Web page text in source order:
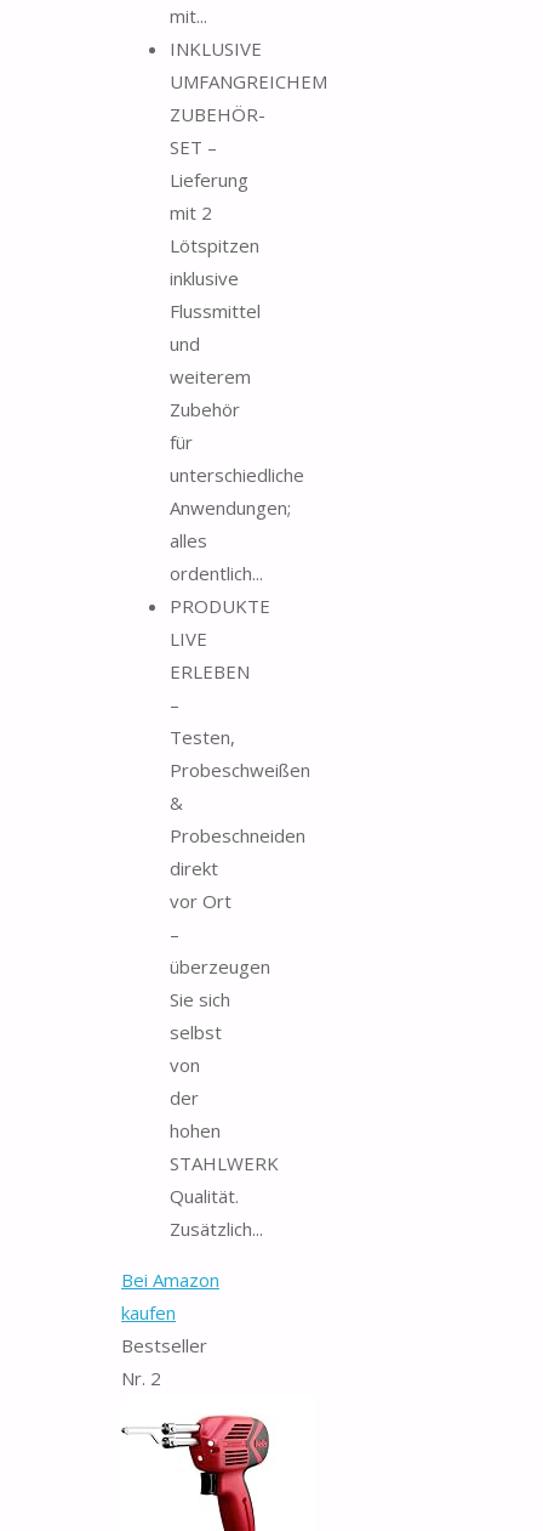
mit...
INKLUSIVE
UMFANGREICHEM
ZUBEHÖR-
SET –
Lieferung
mit 2
Lötspitzen
inklusive
Flussmittel
und
weiterem
Zubehör
für
unterschiedliche
Anwendungen;
alles
ordentlich...
PRODUKTE
LIVE
ERLEBEN
–
Testen,
Probeschweißen
&
Probeschneiden
direkt
vor Ort
–
überzeugen
Sie sich
selbst
von
der
hohen
STAHLWERK
Qualität.
Zusätzlich...
Bei Amazon
kaufen
Bestseller
Nr. 2